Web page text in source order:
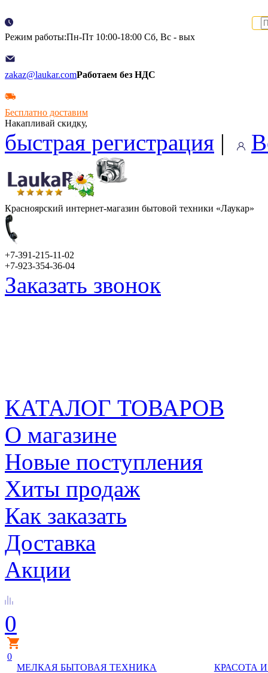
Режим работы:Пн-Пт 10:00-18:00 Сб, Вс - вых
zakaz@laukar.comРаботаем без НДС
Бесплатно доставим
Накапливай скидку,
быстрая регистрация |
Красноярский интернет-магазин бытовой техники «Лаукар»
+7-391-215-11-02
+7-923-354-36-04
Заказать звонок
КАТАЛОГ ТОВАРОВ
О магазине
Новые поступления
Хиты продаж
Как заказать
Доставка
Акции
0
0
МЕЛКАЯ БЫТОВАЯ ТЕХНИКА
КРАСОТА